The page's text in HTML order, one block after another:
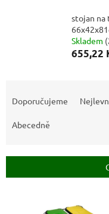
stojan na
Skladem (
655,22
r
Doporučujeme
Abecedně